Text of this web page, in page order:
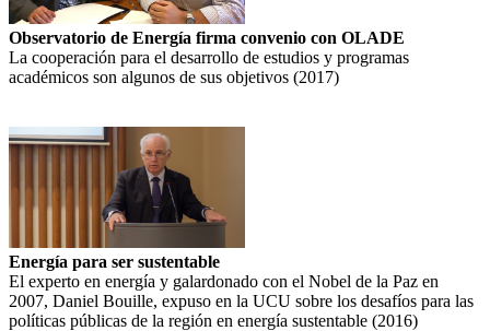
Observatorio de Energía firma convenio con OLADE
La cooperación para el desarrollo de estudios y programas
académicos son algunos de sus objetivos (2017)
Energía para ser sustentable
El experto en energía y galardonado con el Nobel de la Paz en
2007, Daniel Bouille, expuso en la UCU sobre los desafíos para las
políticas públicas de la región en energía sustentable (2016)